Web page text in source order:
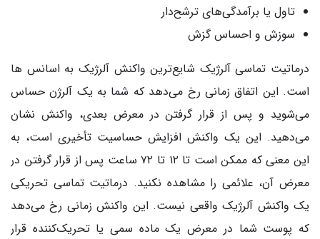
تاول یا برآمدگی‌های ترشح‌دار
سوزش و احساس گزش
درماتیت تماسی آلرژیک شایع‌ترین واکنش آلرژیک به اسانس ها
است. این اتفاق زمانی رخ می‌دهد که شما به یک آلرژن حساس
می‌شوید و پس از قرار گرفتن در معرض بعدی، واکنش نشان
می‌دهید. این یک واکنش افزایش حساسیت تأخیری است، به
این معنی که ممکن است تا ۱۲ تا ۷۲ ساعت پس از قرار گرفتن در
معرض آن، علائمی را مشاهده نکنید. درماتیت تماسی تحریکی
یک واکنش آلرژیک واقعی نیست. این واکنش زمانی رخ می‌دهد
که پوست شما در معرض یک ماده سمی یا تحریک‌کننده قرار